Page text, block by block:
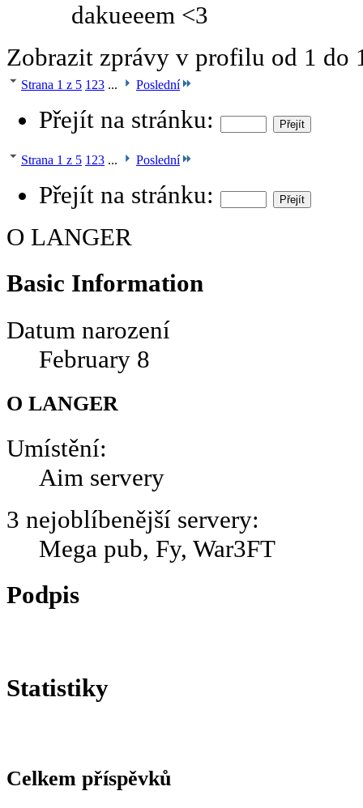
dakueeem <3
Zobrazit zprávy v profilu od 1 do
Strana 1 z 5 1 23 ... Poslední
Přejít na stránku:
Strana 1 z 5 1 23 ... Poslední
Přejít na stránku:
O LANGER
Basic Information
Datum narození
February 8
O LANGER
Umístění:
Aim servery
3 nejoblíbenější servery:
Mega pub, Fy, War3FT
Podpis
Statistiky
Celkem příspěvků